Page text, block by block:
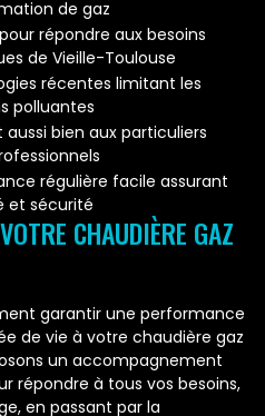
de gaz
répondre aux besoins
de Vieille-Toulouse
récentes limitant les
polluantes
aussi bien aux particuliers
régulière facile assurant
et sécurité
CHAUDIÈRE GAZ
garantir une performance
de vie à votre chaudière gaz
un accompagnement
répondre à tous vos besoins,
en passant par la